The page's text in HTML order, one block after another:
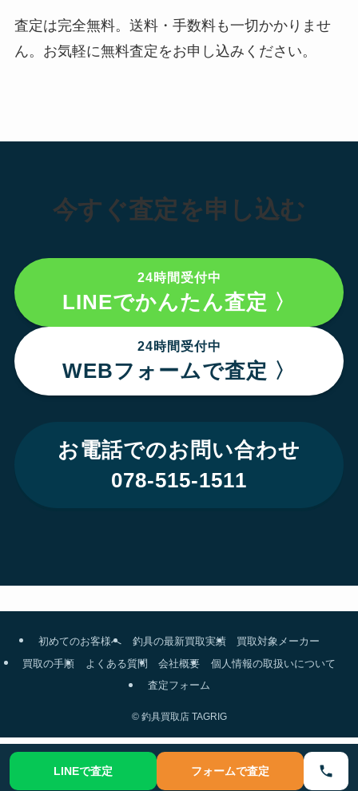
査定は完全無料。送料・手数料も一切かかりませ
ん。お気軽に無料査定をお申し込みください。
今すぐ査定を申し込む
24時間受付中
LINEでかんたん査定 〉
24時間受付中
WEBフォームで査定 〉
お電話でのお問い合わせ
078-515-1511
初めてのお客様へ 釣具の最新買取実績
買取対象メーカー
買取の手順
よくある質問 会社概要
個人情報の取扱いについて
査定フォーム
©釣具買取店 TAGRIG
LINEで査定 フォームで査定